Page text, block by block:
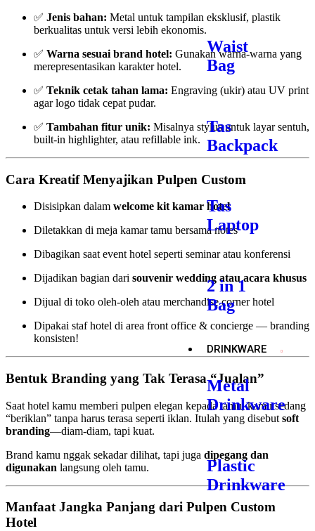
Waist
Bag
Tas
Backpack
Tas
Laptop
2 in 1
Bag
DRINKWARE
Metal
Drinkware
Plastic
Drinkware
✅ Jenis bahan: Metal untuk tampilan eksklusif, plastik
berkualitas untuk versi lebih ekonomis.
✅ Warna sesuai brand hotel: Gunakan warna-warna yang
merepresentasikan karakter hotel.
✅ Teknik cetak tahan lama: Engraving (ukir) atau UV print
agar logo tidak cepat pudar.
✅ Tambahan fitur unik: Misalnya stylus untuk layar sentuh,
built-in highlighter, atau refillable ink.
Cara Kreatif Menyajikan Pulpen Custom
Disisipkan dalam welcome kit kamar hotel
Diletakkan di meja kamar tamu bersama notes
Dibagikan saat event hotel seperti seminar atau konferensi
Dijadikan bagian dari souvenir wedding atau acara khusus
Dijual di toko oleh-oleh atau merchandise corner hotel
Dipakai staf hotel di area front office & concierge — branding
konsisten!
Bentuk Branding yang Tak Terasa “Jualan”
Saat hotel kamu memberi pulpen elegan kepada tamu, kamu sedang
“beriklan” tanpa harus terasa seperti iklan. Itulah yang disebut soft
branding—diam-diam, tapi kuat.
Brand kamu nggak sekadar dilihat, tapi juga dipegang dan
digunakan langsung oleh tamu.
Manfaat Jangka Panjang dari Pulpen Custom
Hotel